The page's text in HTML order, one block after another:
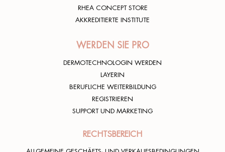
RHEA CONCEPT STORE
AKKREDITIERTE INSTITUTE
WERDEN SIE PRO
DERMOTECHNOLOGIN WERDEN
LAYERIN
BERUFLICHE WEITERBILDUNG
REGISTRIEREN
SUPPORT UND MARKETING
RECHTSBEREICH